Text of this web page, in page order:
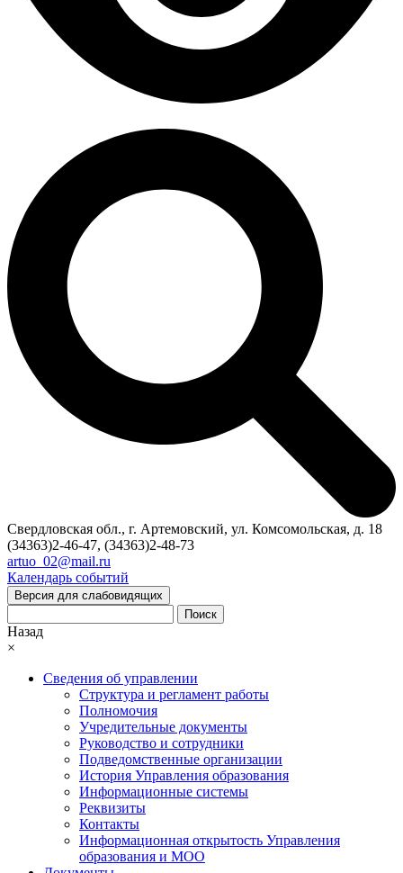
Свердловская обл., г. Артемовский, ул. Комсомольская, д. 18
(34363)2-46-47, (34363)2-48-73
artuo_02@mail.ru
Календарь событий
Версия для слабовидящих
Поиск
Назад
×
Сведения об управлении
Структура и регламент работы
Полномочия
Учредительные документы
Руководство и сотрудники
Подведомственные организации
История Управления образования
Информационные системы
Реквизиты
Контакты
Информационная открытость Управления
образования и МОО